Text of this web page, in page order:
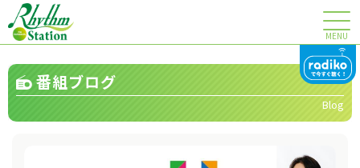
MENU
番組ブログ
Blog